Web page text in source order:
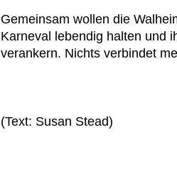
Gemeinsam wollen die
Karneval lebendig halten und
verankern. Nichts verbindet
(Text: Susan Stead)